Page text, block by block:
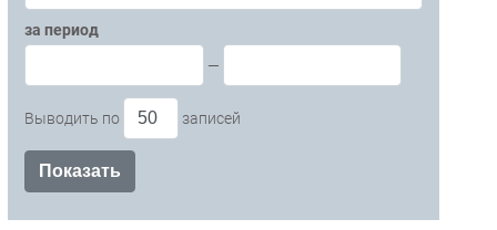
за период
—
Выводить по записей